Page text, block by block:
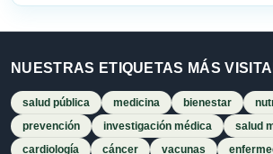
NUESTRAS ETIQUETAS MÁS
salud pública medicina bienestar
prevención
investigación médica salud
cardiología
cáncer vacunas